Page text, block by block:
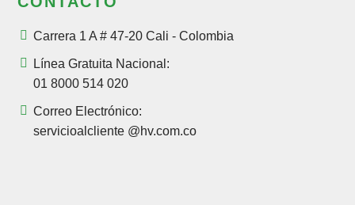
Carrera 1 A # 47-20 Cali - Colombia
Línea Gratuita Nacional:
01 8000 514 020
Correo Electrónico:
servicioalcliente @hv.com.co